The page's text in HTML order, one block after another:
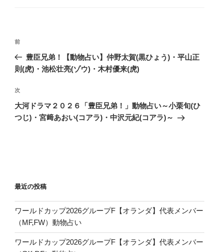
投
ナ
ゲ
ー
シ
前
の
投
前
豊臣兄弟！【動物占い】仲野太賀(黒ひょう)・平山正
則(虎)・池松壮亮(ゾウ)・木村優来(虎)
次
の
投
次
大河ドラマ２０２６「豊臣兄弟！」動物占い～小栗旬(ひ
つじ)・宮﨑あおい(コアラ)・中沢元紀(コアラ)～
最近の投稿
ワールドカップ2026グループF【オランダ】代表メンバー
（MF,FW）動物占い
ワールドカップ2026グループF【オランダ】代表メンバー